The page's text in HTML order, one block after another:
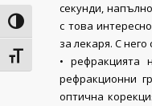
Toggle High Contrast
Toggle Font size
секунди,
с това
за лекаря. С него
• рефракцията
рефракционни
оптична